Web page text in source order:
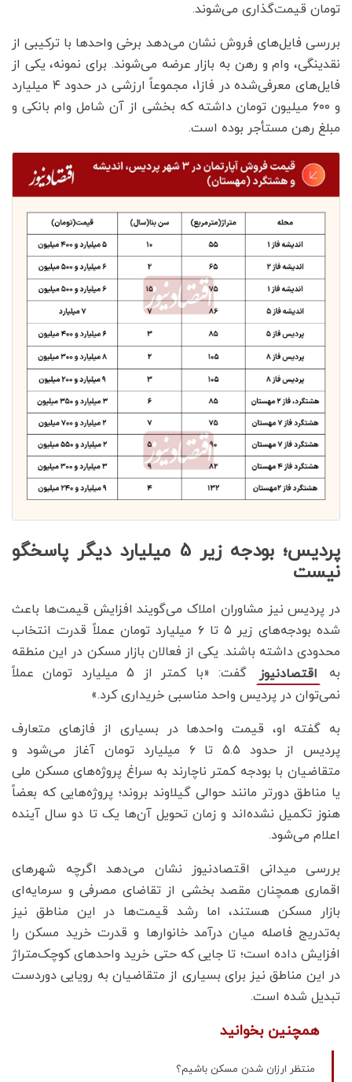
تومان قیمت‌گذاری می‌شوند.
بررسی فایل‌های فروش نشان می‌دهد برخی واحدها با ترکیبی از
نقدینگی، وام و رهن به بازار عرضه می‌شوند. برای نمونه، یکی از
فایل‌های معرفی‌شده در فاز1، مجموعاً ارزشی در حدود ۴ میلیارد
و ۶۰۰ میلیون تومان داشته که بخشی از آن شامل وام بانکی و
مبلغ رهن مستأجر بوده است.
پردیس؛ بودجه زیر 5 میلیارد دیگر پاسخگو
نیست
در پردیس نیز مشاوران املاک می‌گویند افزایش قیمت‌ها باعث
شده بودجه‌های زیر ۵ تا ۶ میلیارد تومان عملاً قدرت انتخاب
محدودی داشته باشند. یکی از فعالان بازار مسکن در این منطقه
به
اقتصادنیوز
گفت: «با کمتر از 5 میلیارد تومان عملاً
نمی‌توان در پردیس واحد مناسبی خریداری کرد.»
به گفته او، قیمت واحدها در بسیاری از فازهای متعارف
پردیس از حدود ۵.۵ تا ۶ میلیارد تومان آغاز می‌شود و
متقاضیان با بودجه کمتر ناچارند به سراغ پروژه‌های مسکن ملی
یا مناطق دورتر مانند حوالی گیلاوند بروند؛ پروژه‌هایی که بعضاً
هنوز تکمیل نشده‌اند و زمان تحویل آن‌ها یک تا دو سال آینده
اعلام می‌شود.
بررسی میدانی اقتصادنیوز نشان می‌دهد اگرچه شهرهای
اقماری همچنان مقصد بخشی از تقاضای مصرفی و سرمایه‌ای
بازار مسکن هستند، اما رشد قیمت‌ها در این مناطق نیز
به‌تدریج فاصله میان درآمد خانوارها و قدرت خرید مسکن را
افزایش داده است؛ تا جایی که حتی خرید واحدهای کوچک‌متراژ
در این مناطق نیز برای بسیاری از متقاضیان به رویایی دوردست
تبدیل شده است.
همچنین بخوانید
منتظر ارزان شدن مسکن باشیم؟